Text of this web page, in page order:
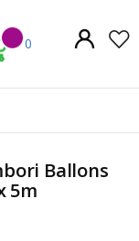
0
Ballons
5m